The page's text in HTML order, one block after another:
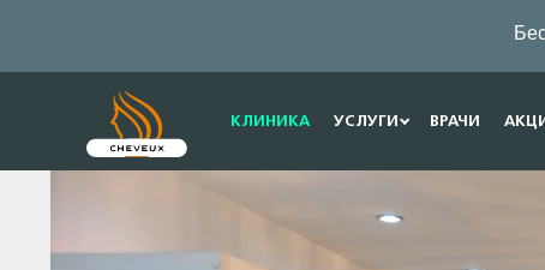
КЛИНИКА УСЛУГИ ВРАЧИ